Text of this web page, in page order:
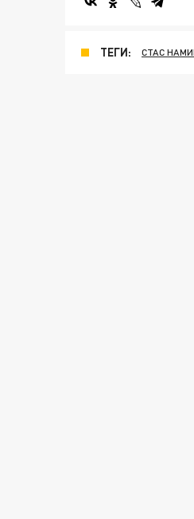
ТЕГИ: СТАС